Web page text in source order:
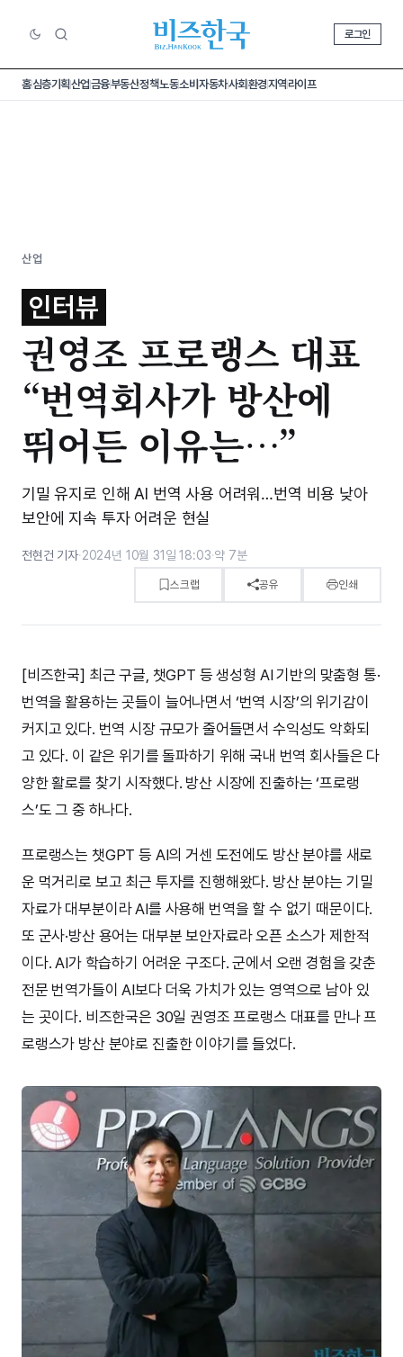
로그인
홈심층기획산업금융부동산정책노동소비 자동차사회환경지역라이프
산업
인터뷰
권영조 프로랭스 대표
“번역회사가 방산에
뛰어든 이유는…⁠”
기밀 유지로 인해 AI 번역 사용 어려워…번역 비용 낮아
보안에 지속 투자 어려운 현실
전현건 기자·2024년 10월 31일 18:03·약 7분
스크랩 공유 인쇄
[비즈한국] 최근 구글, 챗GPT 등 생성형 AI 기반의 맞춤형 통·
번역을 활용하는 곳들이 늘어나면서 ‘번역 시장’의 위기감이
커지고 있다. 번역 시장 규모가 줄어들면서 수익성도 악화되
고 있다. 이 같은 위기를 돌파하기 위해 국내 번역 회사들은 다
양한 활로를 찾기 시작했다. 방산 시장에 진출하는 ‘프로랭
스’도 그 중 하나다.
프로랭스는 챗GPT 등 AI의 거센 도전에도 방산 분야를 새로
운 먹거리로 보고 최근 투자를 진행해왔다. 방산 분야는 기밀
자료가 대부분이라 AI를 사용해 번역을 할 수 없기 때문이다.
또 군사·방산 용어는 대부분 보안자료라 오픈 소스가 제한적
이다. AI가 학습하기 어려운 구조다. 군에서 오랜 경험을 갖춘
전문 번역가들이 AI보다 더욱 가치가 있는 영역으로 남아 있
는 곳이다. 비즈한국은 30일 권영조 프로랭스 대표를 만나 프
로랭스가 방산 분야로 진출한 이야기를 들었다.